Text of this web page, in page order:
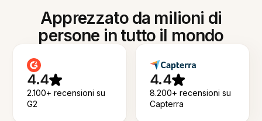
Apprezzato da milioni di
persone in tutto il mondo
4.4
2.100+ recensioni su
G2
4.4
8.200+ recensioni su
Capterra